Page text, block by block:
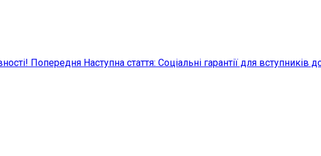
Попередня Наступна стаття: Соціальні гарантії для вступників